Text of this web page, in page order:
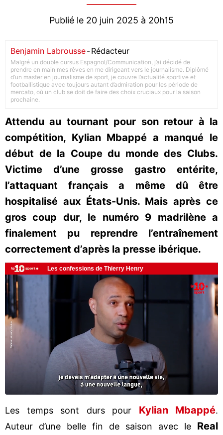
Publié le 20 juin 2025 à 20h15
Benjamin Labrousse-Rédacteur
Malgré un double cursus Espagnol/Communication, j’ai décidé de
prendre en main mes rêves en me dirigeant vers le journalisme. Diplômé
d’un master en journalisme de sport, je couvre l’actualité sportive et
footballistique avec toujours autant d’admiration pour les période de
mercato, où un club se doit de faire des choix cruciaux pour la saison
prochaine.
Attendu au tournant pour son retour à la
compétition, Kylian Mbappé a manqué le
début de la Coupe du monde des Clubs.
Victime d’une grosse gastro entérite,
l’attaquant français a même dû être
hospitalisé aux États-Unis. Mais après ce
gros coup dur, le numéro 9 madrilène a
finalement pu reprendre l’entraînement
correctement d’après la presse ibérique.
Les temps sont durs pour Kylian Mbappé.
Auteur d’une belle fin de saison avec le Real